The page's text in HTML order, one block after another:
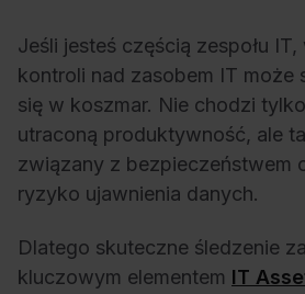
Jeśli jesteś częścią zespołu
kontroli nad zasobem IT może
się w koszmar. Nie chodzi
utraconą produktywność, ale
związany z bezpieczeństwem
ryzyko ujawnienia danych.
Dlatego skuteczne śledzenie
kluczowym elementem IT